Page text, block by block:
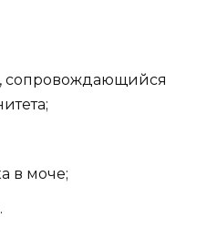
сопровождающийся
в моче;